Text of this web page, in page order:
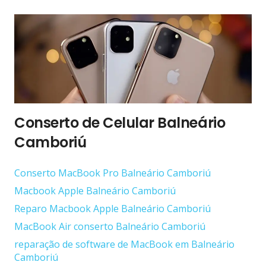
Conserto de Celular Balneário
Camboriú
Conserto ‎MacBook Pro Balneário Camboriú
Macbook Apple Balneário Camboriú
Reparo Macbook Apple Balneário Camboriú
MacBook Air conserto Balneário Camboriú
reparação de software de MacBook em Balneário
Camboriú